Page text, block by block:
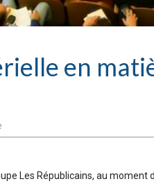
en
Les Républicains, au